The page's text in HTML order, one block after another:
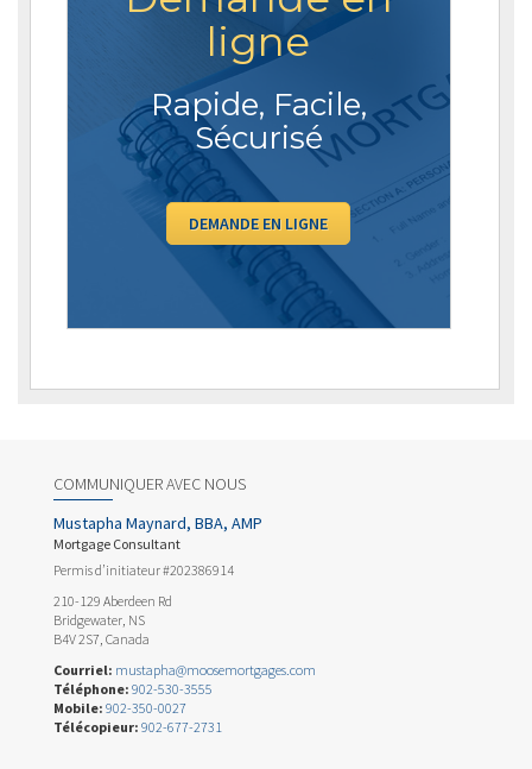
ligne
Rapide, Facile,
Sécurisé
DEMANDE EN LIGNE
COMMUNIQUER AVEC NOUS
Mustapha Maynard, BBA, AMP
Mortgage Consultant
Permis d’initiateur #202386914
210-129 Aberdeen Rd
Bridgewater, NS
B4V 2S7, Canada
Courriel: mustapha@moosemortgages.com
Téléphone: 902-530-3555
Mobile: 902-350-0027
Télécopieur: 902-677-2731